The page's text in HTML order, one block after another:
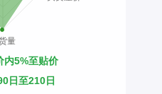
量
内5%至贴价
日至210日